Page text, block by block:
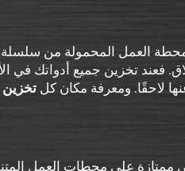
العمل المحمولة من سلسلة
فعند تخزين جميع أدواتك في
لاحقًا. ومعرفة مكان كل تخزين
على محطات العمل